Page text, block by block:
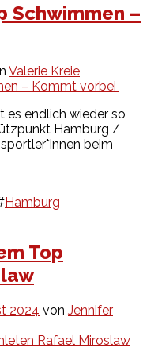
Schwimmen –
Valerie Kreie
es endlich wieder so
Hamburg /
beim
Hamburg
Top
2024 von Jennifer